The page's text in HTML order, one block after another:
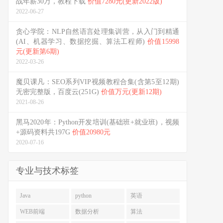
2022-06-27
贪心学院：NLP自然语言处理集训营，从入门到精通
(AI、机器学习、数据挖掘、算法工程师) 价值15998
元(更新第6期)
2022-03-26
魔贝课凡：SEO系列VIP视频教程合集(含第5至12期)
无密完整版，百度云(251G) 价值万元(更新12期)
2021-08-26
黑马2020年：Python开发培训(基础班+就业班)，视频
+源码资料共197G 价值20980元
2020-07-16
专业与技术标签
Java python 英语
WEB前端 数据分析 算法